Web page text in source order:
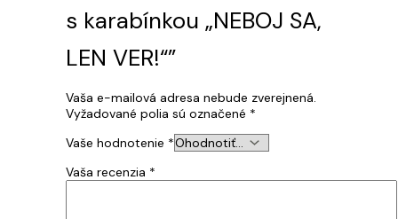
s karabínkou „NEBOJ SA,
LEN VER!“”
Vaša e-mailová adresa nebude zverejnená.
Vyžadované polia sú označené *
Vaše hodnotenie *
Vaša recenzia *